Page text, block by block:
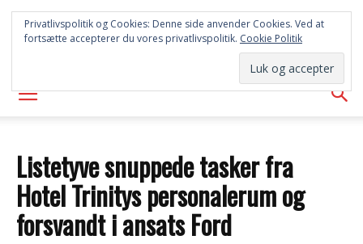
SYD
AVISEN
Listetyve snuppede tasker fra
Hotel Trinitys personalerum og
forsvandt i ansats Ford
Privatlivspolitik og Cookies: Denne side anvender Cookies. Ved at
fortsætte accepterer du vores privatlivspolitik. Cookie Politik